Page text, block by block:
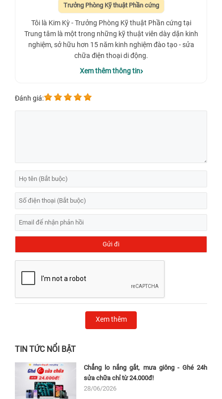
Trưởng Phòng Kỹ thuật Phần cứng
Tôi là Kim Kỳ - Trưởng Phòng Kỹ thuật Phần cứng tại
Trung tâm là một trong những kỹ thuật viên dày dặn kinh
nghiệm, sở hữu hơn 15 năm kinh nghiệm đào tạo - sửa
chữa điện thoại di động.
Xem thêm thông tin
Đánh giá:
Xem thêm
TIN TỨC NỔI BẬT
Chẳng lo nắng gắt, mưa giông - Ghé 24h
sửa chữa chỉ từ 24.000đ!
28/06/2026